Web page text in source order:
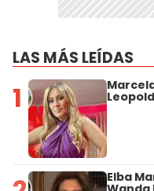
LAS MÁS LEÍDAS
1
Elba